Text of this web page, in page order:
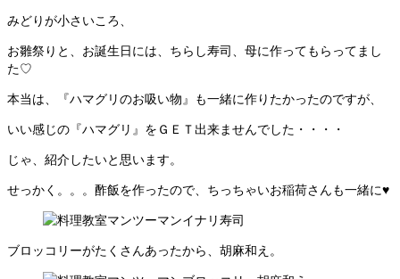
みどりが小さいころ、
お雛祭りと、お誕生日には、ちらし寿司、母に作ってもらってまし
た♡
本当は、『ハマグリのお吸い物』も一緒に作りたかったのですが、
いい感じの『ハマグリ』をＧＥＴ出来ませんでした・・・・
じゃ、紹介したいと思います。
せっかく。。。酢飯を作ったので、ちっちゃいお稲荷さんも一緒に♥
ブロッコリーがたくさんあったから、胡麻和え。